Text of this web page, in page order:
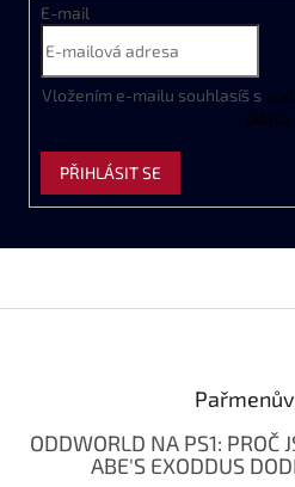
E-mail
Vložením e-mailu souhlasíš s
údajů
PŘIHLÁSIT SE
ODDWORLD NA PS1: PROČ
ABE'S EXODDUS